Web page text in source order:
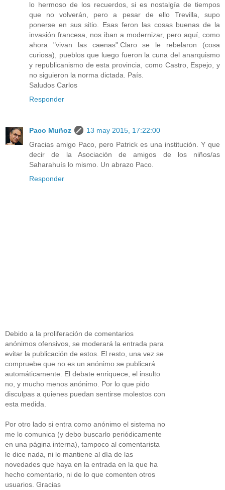
lo hermoso de los recuerdos, si es nostalgía de tiempos
que no volverán, pero a pesar de ello Trevilla, supo
ponerse en sus sitio. Esas feron las cosas buenas de la
invasión francesa, nos iban a modernizar, pero aquí, como
ahora "vivan las caenas".Claro se le rebelaron (cosa
curiosa), pueblos que luego fueron la cuna del anarquismo
y republicanismo de esta provincia, como Castro, Espejo, y
no siguieron la norma dictada. País.
Saludos Carlos
Responder
Paco Muñoz
13 may 2015, 17:22:00
Gracias amigo Paco, pero Patrick es una institución. Y que
decir de la Asociación de amigos de los niños/as
Saharahuís lo mismo. Un abrazo Paco.
Responder
Debido a la proliferación de comentarios
anónimos ofensivos, se moderará la entrada para
evitar la publicación de estos. El resto, una vez se
compruebe que no es un anónimo se publicará
automáticamente. El debate enriquece, el insulto
no, y mucho menos anónimo. Por lo que pido
disculpas a quienes puedan sentirse molestos con
esta medida.
Por otro lado si entra como anónimo el sistema no
me lo comunica (y debo buscarlo periódicamente
en una página interna), tampoco al comentarista
le dice nada, ni lo mantiene al día de las
novedades que haya en la entrada en la que ha
hecho comentario, ni de lo que comenten otros
usuarios. Gracias